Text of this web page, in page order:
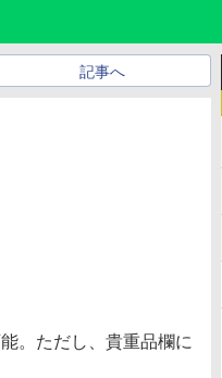
記事へ
。ただし、貴重品欄に